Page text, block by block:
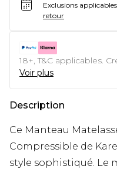
Exclusions
retour
18+, T&C applicables.
Voir plus
Description
Ce Manteau
Compressible de
style sophistiqué. Le